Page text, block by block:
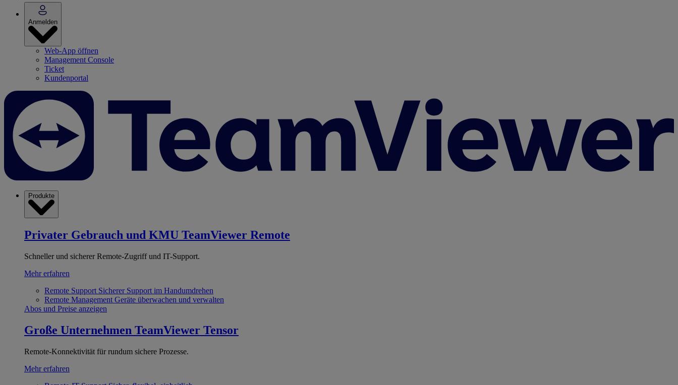
Anmelden
Web-App öffnen
Management Console
Ticket
Kundenportal
Produkte
Privater Gebrauch und KMU TeamViewer Remote
Schneller und sicherer Remote-Zugriff und IT-Support.
Mehr erfahren
Remote Support Sicherer Support im Handumdrehen
Remote Management Geräte überwachen und verwalten
Abos und Preise anzeigen
Große Unternehmen TeamViewer Tensor
Remote-Konnektivität für rundum sichere Prozesse.
Mehr erfahren